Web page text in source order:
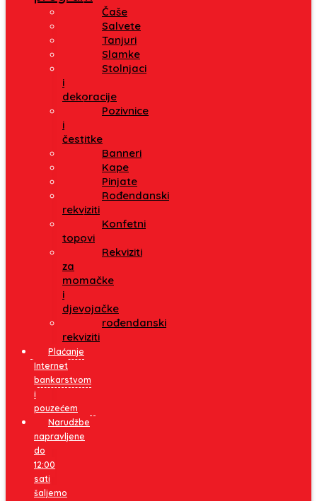
Čaše
Salvete
Tanjuri
Slamke
Stolnjaci
i
dekoracije
Pozivnice
i
čestitke
Banneri
Kape
Pinjate
Rođendanski
rekviziti
Konfetni
topovi
Rekviziti
za
momačke
i
djevojačke
rođendanski
rekviziti
Plaćanje
Internet
bankarstvom
i
pouzećem
Narudžbe
napravljene
do
12:00
sati
šaljemo